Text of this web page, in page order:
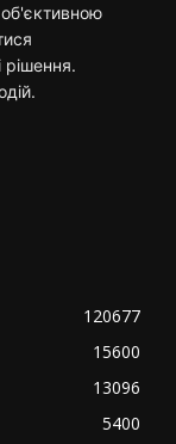
об'єктивною
рішення.
120677
15600
13096
5400